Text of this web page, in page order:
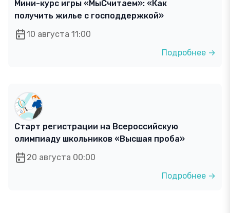
Мини-курс игры «МыСчитаем»: «Как
получить жилье с господдержкой»
10 августа 11:00
Подробнее →
Старт регистрации на Всероссийскую
олимпиаду школьников «Высшая проба»
20 августа 00:00
Подробнее →